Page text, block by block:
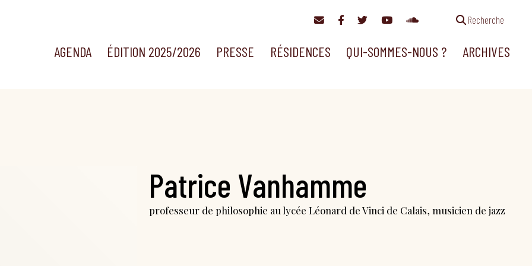
Recherche
AGENDA ÉDITION 2025/2026 PRESSE RÉSIDENCES QUI-SOMMES-NOUS ? ARCHIVES
Patrice Vanhamme
professeur de philosophie au lycée Léonard de Vinci de Calais, musicien de jazz